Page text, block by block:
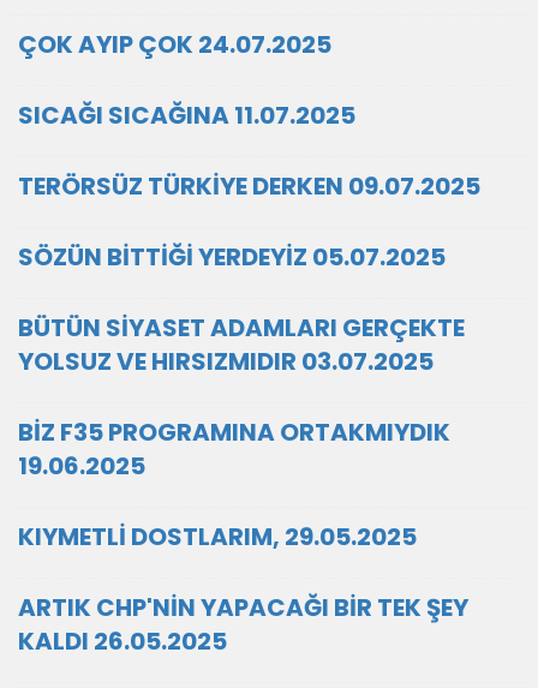
ÇOK AYIP ÇOK 24.07.2025
SICAĞI SICAĞINA 11.07.2025
TERÖRSÜZ TÜRKİYE DERKEN 09.07.2025
SÖZÜN BİTTİĞİ YERDEYİZ 05.07.2025
BÜTÜN SİYASET ADAMLARI GERÇEKTE
YOLSUZ VE HIRSIZMIDIR 03.07.2025
BİZ F35 PROGRAMINA ORTAKMIYDIK
19.06.2025
KIYMETLİ DOSTLARIM, 29.05.2025
ARTIK CHP'NİN YAPACAĞI BİR TEK ŞEY
KALDI 26.05.2025